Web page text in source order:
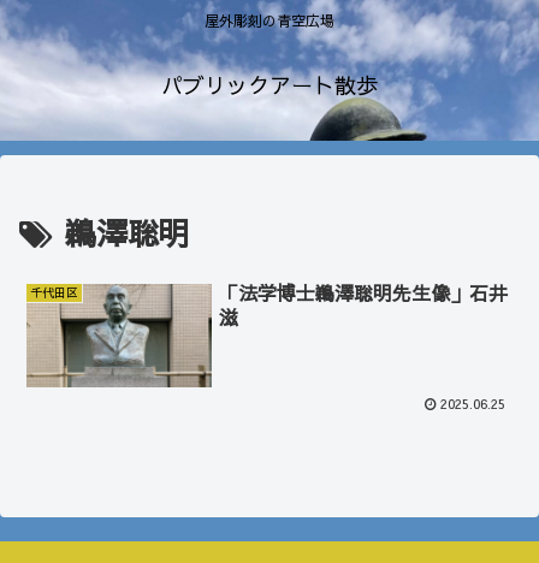
屋外彫刻の青空広場
パブリックアート散歩
鵜澤聡明
千代田区
「法学博士鵜澤聡明先生像」石井
滋
2025.06.25